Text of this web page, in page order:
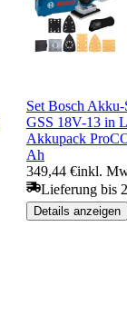
Set Bosch
GSS 18V-13 in
Akkupack
Ah
349,44 €inkl.
Lieferung bis
Details anzeigen